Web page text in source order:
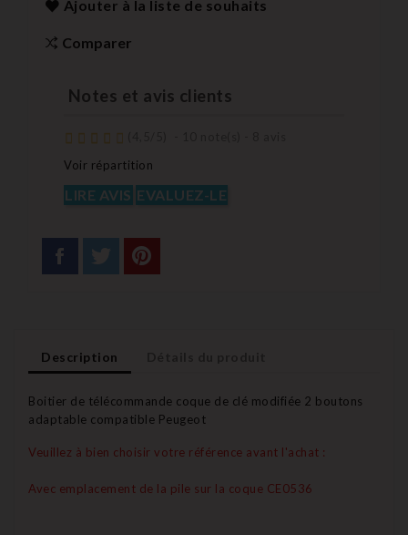
Ajouter à la liste de souhaits
Comparer
Notes et avis clients
Voir répartition
LIRE AVIS EVALUEZ-LE
Description
Boitier de télécommande coque de clé modifiée 2 boutons
adaptable compatible Peugeot
Veuillez à bien choisir votre référence avant l'achat :
Avec emplacement de la pile sur la coque CE0536